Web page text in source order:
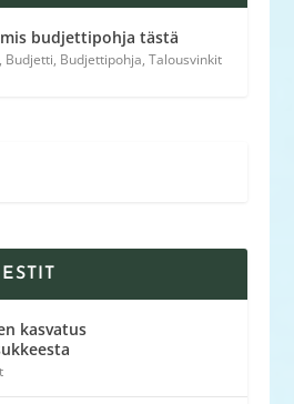
budjettipohja tästä
, Budjetti, Budjettipohja,Talousvinkit
kasvatus